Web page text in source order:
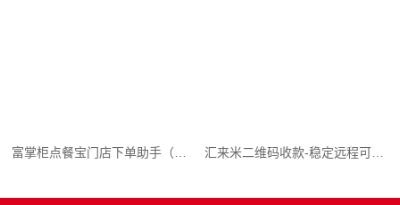
汇来米二维码收款-稳定远程可开通秒到